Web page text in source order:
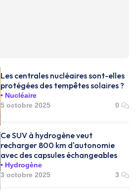
Les centrales nucléaires sont-elles
protégées des tempêtes solaires ?
Nucléaire
5 octobre 2025
0
Ce SUV à hydrogène veut
recharger 800 km d'autonomie
avec des capsules échangeables
Hydrogène
3 octobre 2025
3